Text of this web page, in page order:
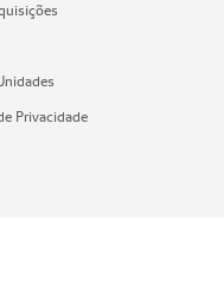
Privacidade